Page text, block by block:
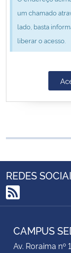
Ministério da Mulher,
Secretaria-Geral
Secretaria de Governo
Planalto
um chamado
lado, basta
liberar o acesso.
REDES
RSS
CAMPUS
Av. Roraima nº